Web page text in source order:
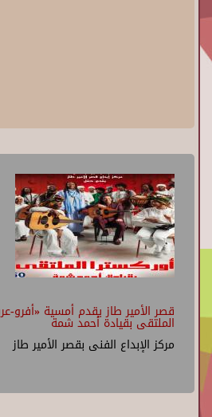
قصر الأمير طاز يقدم أمسية «أفرو-
الملتقى بقيادة أحمد شمة
مركز الإبداع الفنى بقصر الأمير طاز